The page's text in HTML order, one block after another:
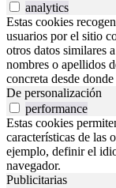
analytics
Estas cookies
usuarios por el sitio
otros datos similares
nombres o apellidos
concreta desde
De personalización
performance
Estas cookies
características de las
ejemplo, definir el
navegador.
Publicitarias